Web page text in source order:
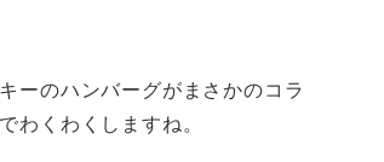
ーのハンバーグがまさかのコラ
わくわくしますね。